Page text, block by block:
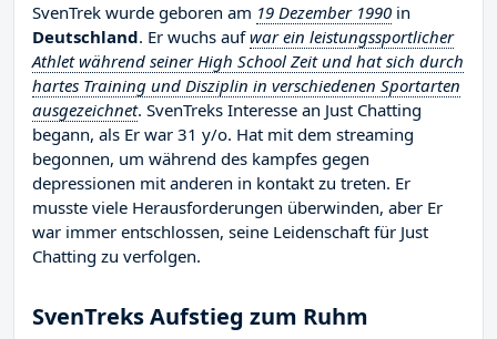
SvenTrek wurde geboren am 19 Dezember 1990 in
Deutschland. Er wuchs aufwar ein leistungssportlicher
Athlet während seiner High School Zeit und hat sich durch
hartes Training und Disziplin in verschiedenen Sportarten
ausgezeichnet. SvenTreks Interesse an Just Chatting
begann, als Er war 31 y/o. Hat mit dem streaming
begonnen, um während des kampfes gegen
depressionen mit anderen in kontakt zu treten. Er
musste viele Herausforderungen überwinden, aber Er
war immer entschlossen, seine Leidenschaft für Just
Chatting zu verfolgen.
SvenTreks Aufstieg zum Ruhm